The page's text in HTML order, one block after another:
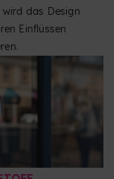
das Design
Einflüssen